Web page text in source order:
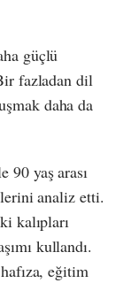
güçlü
fazladan dil
daha da
90 yaş arası
analiz etti.
kalıpları
kullandı.
eğitim